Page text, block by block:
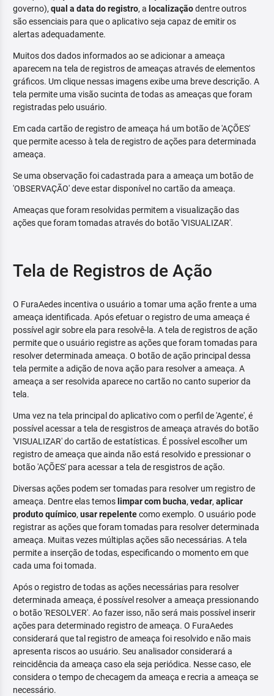
governo), qual a data do registro, a localizaçãodentre outros
são essenciais para que o aplicativo seja capaz de emitir os
alertas adequadamente.
Muitos dos dados informados ao se adicionar a ameaça
aparecem na tela de registros de ameaças através de elementos
gráficos. Um clique nessas imagens exibe uma breve descrição. A
tela permite uma visão sucinta de todas as ameaças que foram
registradas pelo usuário.
Em cada cartão de registro de ameaça há um botão de 'AÇÕES'
que permite acesso à tela de registro de ações para determinada
ameaça.
Se uma observação foi cadastrada para a ameaça um botão de
'OBSERVAÇÃO' deve estar disponível no cartão da ameaça.
Ameaças que foram resolvidas permitem a visualização das
ações que foram tomadas através do botão 'VISUALIZAR'.
Tela de Registros de Ação
O FuraAedes incentiva o usuário a tomar uma ação frente a uma
ameaça identificada. Após efetuar o registro de uma ameaça é
possível agir sobre ela para resolvê-la. A tela de registros de ação
permite que o usuário registre as ações que foram tomadas para
resolver determinada ameaça. O botão de ação principal dessa
tela permite a adição de nova ação para resolver a ameaça. A
ameaça a ser resolvida aparece no cartão no canto superior da
tela.
Uma vez na tela principal do aplicativo com o perfil de 'Agente', é
possível acessar a tela de resgistros de ameaça através do botão
'VISUALIZAR' do cartão de estatísticas. É possível escolher um
registro de ameaça que ainda não está resolvido e pressionar o
botão 'AÇÕES' para acessar a tela de resgistros de ação.
Diversas ações podem ser tomadas para resolver um registro de
ameaça. Dentre elas temos limpar com bucha, vedar, aplicar
produto químico, usar repelentecomo exemplo. O usuário pode
registrar as ações que foram tomadas para resolver determinada
ameaça. Muitas vezes múltiplas ações são necessárias. A tela
permite a inserção de todas, especificando o momento em que
cada uma foi tomada.
Após o registro de todas as ações necessárias para resolver
determinada ameaça, é possível resolver a ameaça pressionando
o botão 'RESOLVER'. Ao fazer isso, não será mais possível inserir
ações para determinado registro de ameaça. O FuraAedes
considerará que tal registro de ameaça foi resolvido e não mais
apresenta riscos ao usuário. Seu analisador considerará a
reincidência da ameaça caso ela seja periódica. Nesse caso, ele
considera o tempo de checagem da ameaça e recria a ameaça se
necessário.